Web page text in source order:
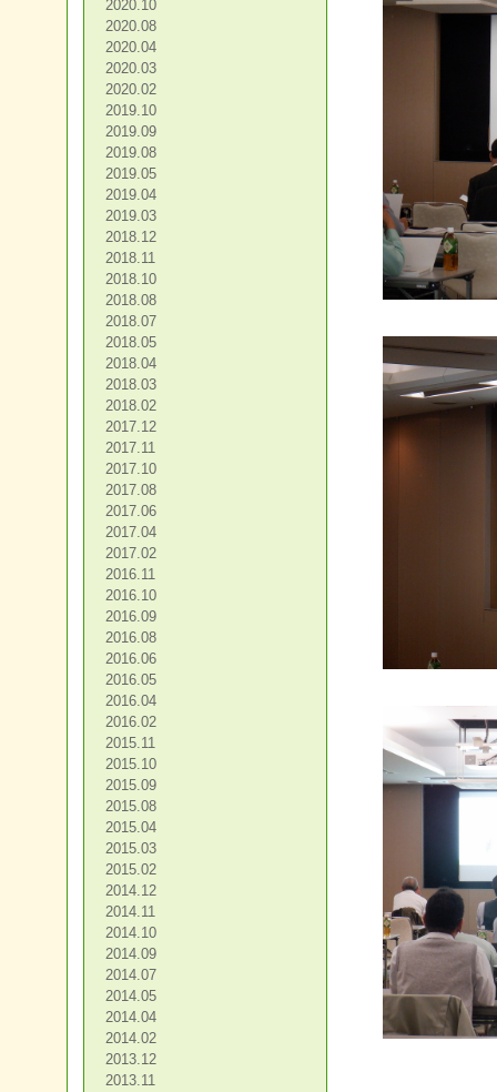
2020.10
2020.08
2020.04
2020.03
2020.02
2019.10
2019.09
2019.08
2019.05
2019.04
2019.03
2018.12
2018.11
2018.10
2018.08
2018.07
2018.05
2018.04
2018.03
2018.02
2017.12
2017.11
2017.10
2017.08
2017.06
2017.04
2017.02
2016.11
2016.10
2016.09
2016.08
2016.06
2016.05
2016.04
2016.02
2015.11
2015.10
2015.09
2015.08
2015.04
2015.03
2015.02
2014.12
2014.11
2014.10
2014.09
2014.07
2014.05
2014.04
2014.02
2013.12
2013.11